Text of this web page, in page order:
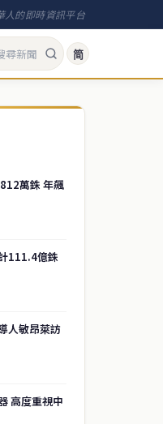
的即時資訊平台
简
萬銖 年飆
111.4億銖
人敏昂萊訪
高度重視中